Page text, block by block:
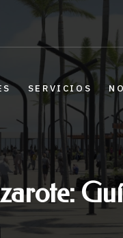
SERVICIOS